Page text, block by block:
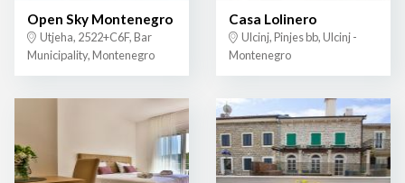
Open Sky Montenegro
Utjeha, 2522+C6F, Bar
Municipality, Montenegro
Casa Lolinero
Ulcinj, Pinjes bb, Ulcinj -
Montenegro